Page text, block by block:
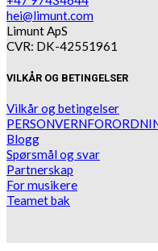
hei@limunt.com
Limunt ApS
CVR: DK-42551961
VILKÅR OG BETINGELSER
Vilkår og betingelser
Blogg
Spørsmål og svar
Partnerskap
For musikere
Teamet bak